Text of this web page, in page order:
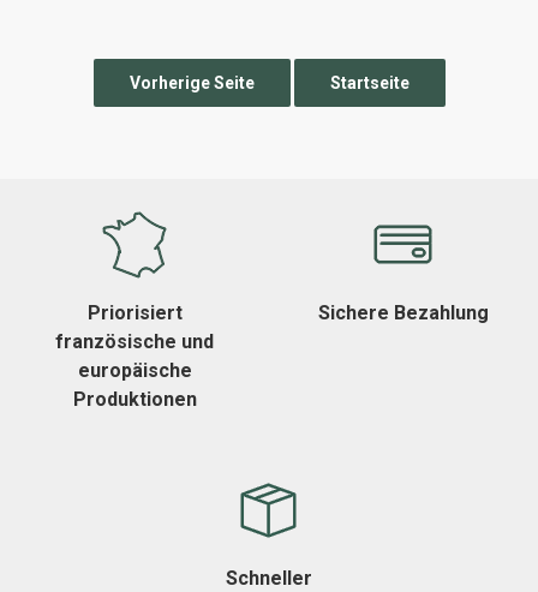
Priorisiert
französische und
europäische
Produktionen
Sichere Bezahlung
Schneller